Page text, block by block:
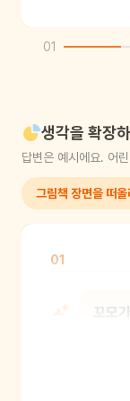
01
생각을 확장
답변은 예시에요. 어
그림책 장면을 떠올
01
꼬모